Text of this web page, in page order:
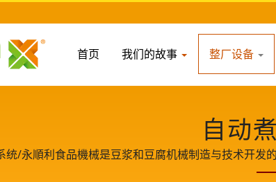
首页 我们的故事 整厂设备
自动
统/永順利食品機械是豆浆和豆腐机械制造与技术开
们成为客户